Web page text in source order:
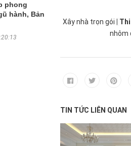
phong
hành, Bản
Xây nhà trọn gói |
nhôm
TIN TỨC LIÊN QUAN